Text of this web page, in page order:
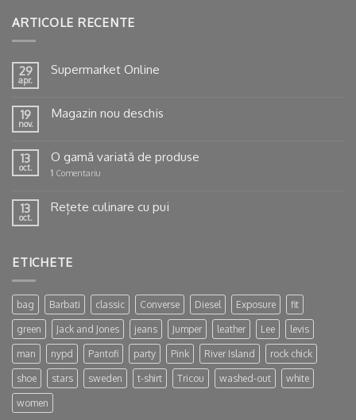
ARTICOLE RECENTE
29
apr.
Supermarket Online
19
nov.
Magazin nou deschis
13
oct.
O gamă variată de produse
1 Comentariu
13
oct.
Rețete culinare cu pui
ETICHETE
bag Barbati classic Converse Diesel Exposure fit
green Jack and Jones jeans Jumper leather Lee levis
man nypd Pantofi party Pink River Island rock chick
shoe stars sweden t-shirt Tricou washed-out white
women